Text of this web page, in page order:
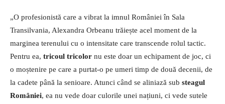
„O profesionistă care a vibrat la imnul României în Sala
Transilvania, Alexandra Orbeanu trăiește acel moment de la
marginea terenului cu o intensitate care transcende rolul tactic.
Pentru ea, tricoul tricolor nu este doar un echipament de joc, ci
o moștenire pe care a purtat-o pe umeri timp de două decenii, de
la cadete până la senioare. Atunci când se aliniază sub steagul
României, ea nu vede doar culorile unei națiuni, ci vede sutele